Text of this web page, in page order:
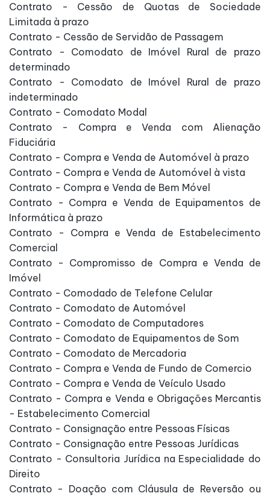
Contrato - Cessão de Quotas de Sociedade
Limitada à prazo
Contrato - Cessão de Servidão de Passagem
Contrato - Comodato de Imóvel Rural de prazo
determinado
Contrato - Comodato de Imóvel Rural de prazo
indeterminado
Contrato - Comodato Modal
Contrato - Compra e Venda com Alienação
Fiduciária
Contrato - Compra e Venda de Automóvel à prazo
Contrato - Compra e Venda de Automóvel à vista
Contrato - Compra e Venda de Bem Móvel
Contrato - Compra e Venda de Equipamentos de
Informática à prazo
Contrato - Compra e Venda de Estabelecimento
Comercial
Contrato - Compromisso de Compra e Venda de
Imóvel
Contrato - Comodado de Telefone Celular
Contrato - Comodato de Automóvel
Contrato - Comodato de Computadores
Contrato - Comodato de Equipamentos de Som
Contrato - Comodato de Mercadoria
Contrato - Compra e Venda de Fundo de Comercio
Contrato - Compra e Venda de Veículo Usado
Contrato - Compra e Venda e Obrigações Mercantis
- Estabelecimento Comercial
Contrato - Consignação entre Pessoas Físicas
Contrato - Consignação entre Pessoas Jurídicas
Contrato - Consultoria Jurídica na Especialidade do
Direito
Contrato - Doação com Cláusula de Reversão ou